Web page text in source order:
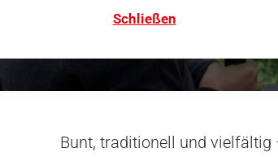
Schließen
Bunt, traditionell und vielfältig